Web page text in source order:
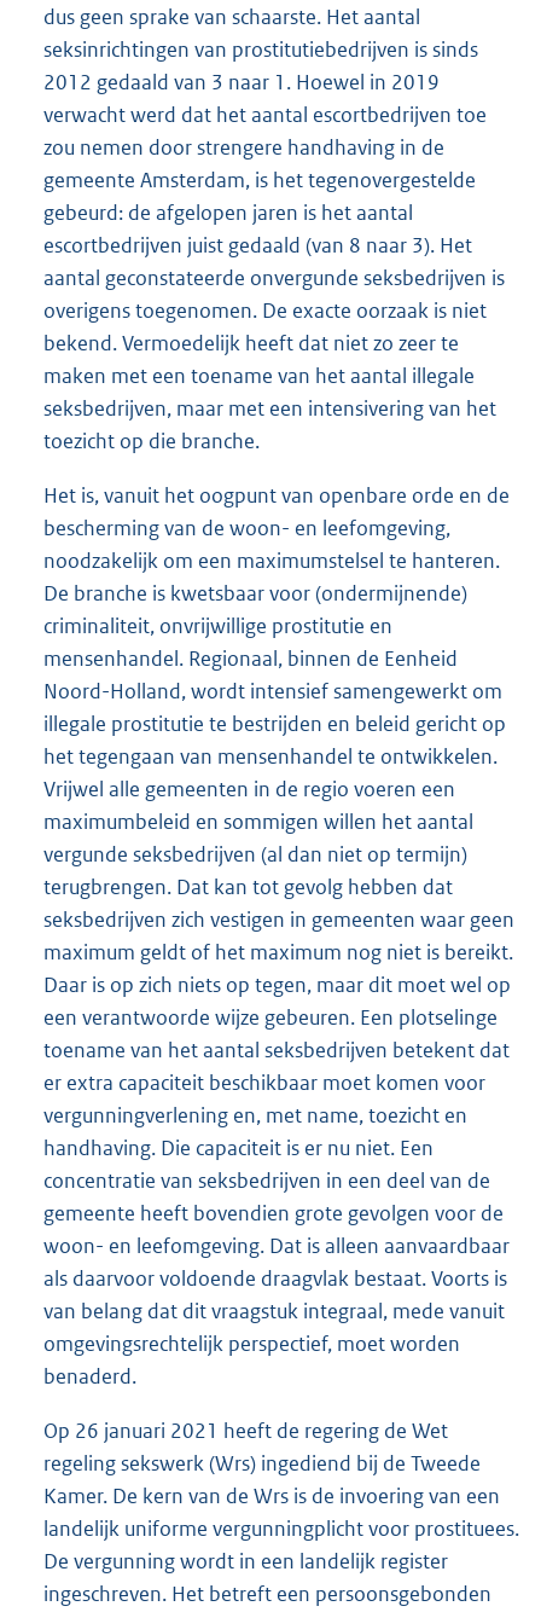
dus geen sprake van schaarste. Het aantal
seksinrichtingen van prostitutiebedrijven is sinds
2012 gedaald van 3 naar 1. Hoewel in 2019
verwacht werd dat het aantal escortbedrijven toe
zou nemen door strengere handhaving in de
gemeente Amsterdam, is het tegenovergestelde
gebeurd: de afgelopen jaren is het aantal
escortbedrijven juist gedaald (van 8 naar 3). Het
aantal geconstateerde onvergunde seksbedrijven is
overigens toegenomen. De exacte oorzaak is niet
bekend. Vermoedelijk heeft dat niet zo zeer te
maken met een toename van het aantal illegale
seksbedrijven, maar met een intensivering van het
toezicht op die branche.
Het is, vanuit het oogpunt van openbare orde en de
bescherming van de woon- en leefomgeving,
noodzakelijk om een maximumstelsel te hanteren.
De branche is kwetsbaar voor (ondermijnende)
criminaliteit, onvrijwillige prostitutie en
mensenhandel. Regionaal, binnen de Eenheid
Noord-Holland, wordt intensief samengewerkt om
illegale prostitutie te bestrijden en beleid gericht op
het tegengaan van mensenhandel te ontwikkelen.
Vrijwel alle gemeenten in de regio voeren een
maximumbeleid en sommigen willen het aantal
vergunde seksbedrijven (al dan niet op termijn)
terugbrengen. Dat kan tot gevolg hebben dat
seksbedrijven zich vestigen in gemeenten waar geen
maximum geldt of het maximum nog niet is bereikt.
Daar is op zich niets op tegen, maar dit moet wel op
een verantwoorde wijze gebeuren. Een plotselinge
toename van het aantal seksbedrijven betekent dat
er extra capaciteit beschikbaar moet komen voor
vergunningverlening en, met name, toezicht en
handhaving. Die capaciteit is er nu niet. Een
concentratie van seksbedrijven in een deel van de
gemeente heeft bovendien grote gevolgen voor de
woon- en leefomgeving. Dat is alleen aanvaardbaar
als daarvoor voldoende draagvlak bestaat. Voorts is
van belang dat dit vraagstuk integraal, mede vanuit
omgevingsrechtelijk perspectief, moet worden
benaderd.
Op 26 januari 2021 heeft de regering de Wet
regeling sekswerk (Wrs) ingediend bij de Tweede
Kamer. De kern van de Wrs is de invoering van een
landelijk uniforme vergunningplicht voor prostituees.
De vergunning wordt in een landelijk register
ingeschreven. Het betreft een persoonsgebonden